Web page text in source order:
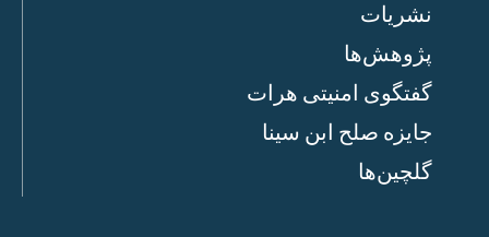
نشریات
پژوهش‌ها
گفتگوی امنیتی هرات
جایزه صلح ابن سینا
گلچین‌ها